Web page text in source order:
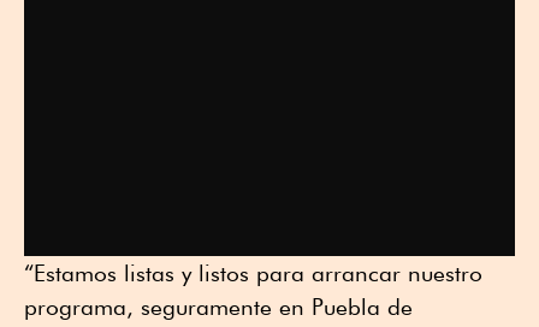
“Estamos listas y listos para arrancar nuestro
programa, seguramente en Puebla de